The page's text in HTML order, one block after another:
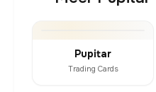
Pupitar
Trading Cards